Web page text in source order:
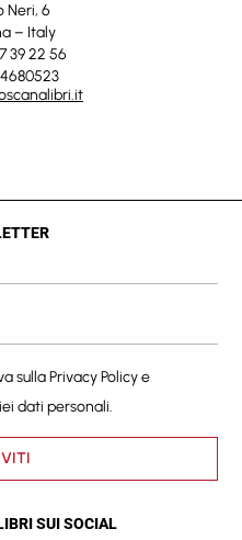
Neri, 6
– Italy
39 22 56
sullaPrivacy Policye
dati personali.
SUI SOCIAL